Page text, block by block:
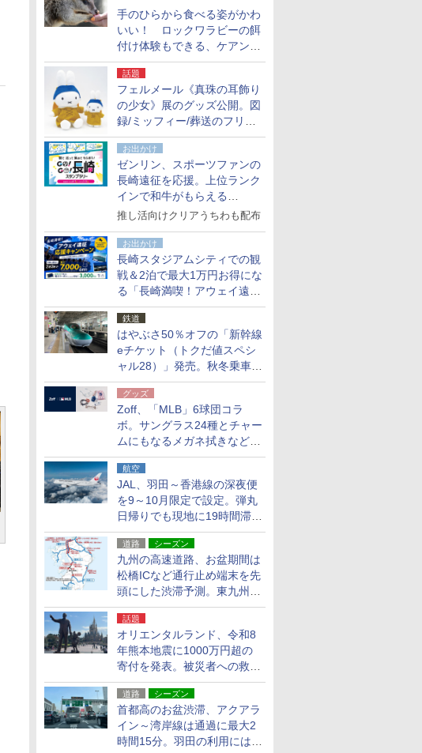
手のひらから食べる姿がかわ
いい！ ロックワラビーの餌
付け体験もできる、ケアンズ
でアサートン高原の日本語ガ
イド付きツアーに参加してみ
た
話題
フェルメール《真珠の耳飾り
の少女》展のグッズ公開。図
録/ミッフィー/葬送のフリー
レンほか、注目ブランドコラ
ボが実現
お出かけ
ゼンリン、スポーツファンの
長崎遠征を応援。上位ランク
インで和牛がもらえる
「GO！GO！長崎スタンプラ
推し活向けクリアうちわも配布
お出かけ
長崎スタジアムシティでの観
戦＆2泊で最大1万円お得にな
る「長崎満喫！アウェイ遠征
応援キャンペーン」
鉄道
はやぶさ50％オフの「新幹線
eチケット（トクだ値スペシ
ャル28）」発売。秋冬乗車
分、えきねっと限定
グッズ
Zoff、「MLB」6球団コラ
ボ。サングラス24種とチャー
ムにもなるメガネ拭きなど雑
貨24種
航空
JAL、羽田～香港線の深夜便
を9～10月限定で設定。弾丸
日帰りでも現地に19時間滞在
できる
道路 シーズン
九州の高速道路、お盆期間は
松橋ICなど通行止め端末を先
頭にした渋滞予測。東九州道
への迂回は料金調整を実施
話題
オリエンタルランド、令和8
年熊本地震に1000万円超の
寄付を発表。被災者への救援
活動・復旧支援
道路 シーズン
首都高のお盆渋滞、アクアラ
イン～湾岸線は通過に最大2
時間15分。羽田の利用には